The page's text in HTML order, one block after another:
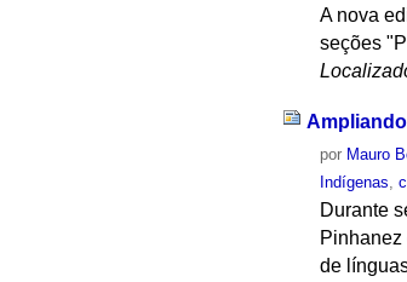
A nova
seções
por Mauro
Indígenas,
Durante
de